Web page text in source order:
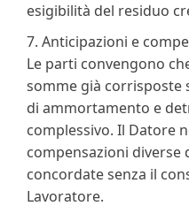
esigibilità del residuo
7. Anticipazioni e
Le parti convengono
somme già corrisposte
di ammortamento e
complessivo. Il Datore
compensazioni diverse
concordate senza il
Lavoratore.